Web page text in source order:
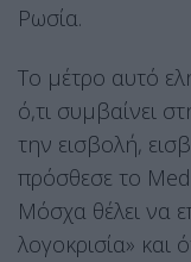
Ρωσία.
Το μέτρο αυτό
ό,τι συμβαίνει
την εισβολή,
πρόσθεσε το
Μόσχα θέλει να
λογοκρισία» και